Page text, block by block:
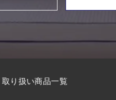
取り扱い商品一覧